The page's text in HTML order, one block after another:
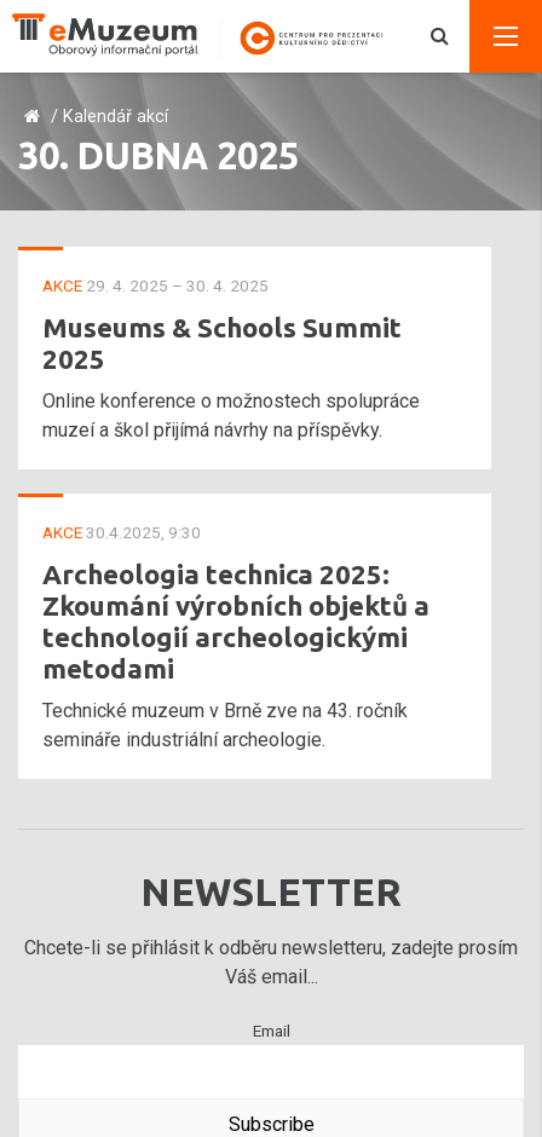
/ Kalendář akcí
30. DUBNA 2025
AKCE 29. 4. 2025 – 30. 4. 2025
Museums & Schools Summit
2025
Online konference o možnostech spolupráce
muzeí a škol přijímá návrhy na příspěvky.
AKCE30.4.2025, 9:30
Archeologia technica 2025:
Zkoumání výrobních objektů a
technologií archeologickými
metodami
Technické muzeum v Brně zve na 43. ročník
semináře industriální archeologie.
NEWSLETTER
Chcete-li se přihlásit k odběru newsletteru, zadejte prosím
Váš email...
Email
Subscribe